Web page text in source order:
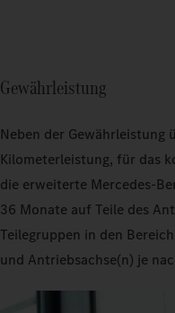
Gewährleistung
Neben der Gewährleistung
Kilometerleistung, für das
die erweiterte
36 Monate auf Teile des
Teilegruppen in den
und Antriebsachse(n) je